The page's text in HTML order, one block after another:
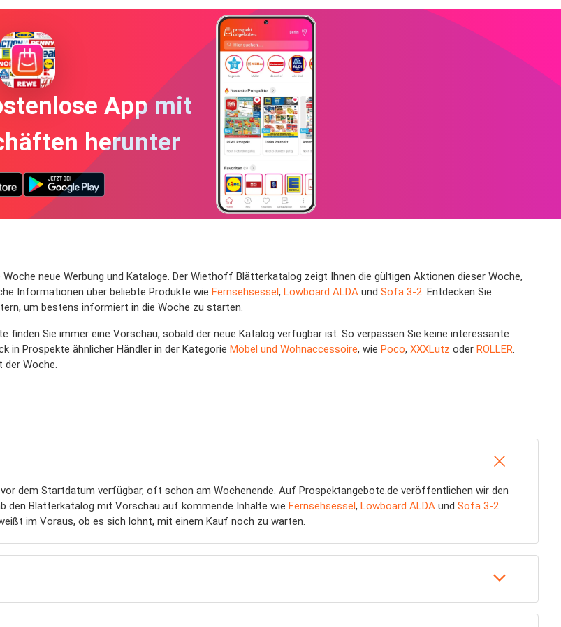
App mit
herunter
neue Werbung und Kataloge. Der Wiethoff Blätterkatalog zeigt Ihnen die gültigen Aktionen dieser Woche,
Informationen über beliebte Produkte wie Fernsehsessel, Lowboard ALDA und Sofa 3-2. Entdecken Sie
um bestens informiert in die Woche zu starten.
Sie immer eine Vorschau, sobald der neue Katalog verfügbar ist. So verpassen Sie keine interessante
in Prospekte ähnlicher Händler in der Kategorie Möbel und Wohnaccessoire, wie Poco, XXXLutz oder ROLLER.
der Woche.
dem Startdatum verfügbar, oft schon am Wochenende. Auf Prospektangebote.de veröffentlichen wir den
den Blätterkatalog mit Vorschau auf kommende Inhalte wie Fernsehsessel, Lowboard ALDA und Sofa 3-2
im Voraus, ob es sich lohnt, mit einem Kauf noch zu warten.